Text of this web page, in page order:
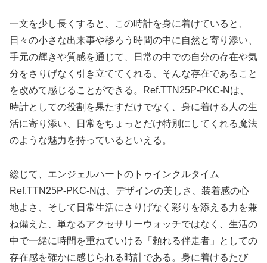
一文を少し長くすると、この時計を身に着けていると、
日々の小さな出来事や移ろう時間の中に自然と寄り添い、
手元の輝きや質感を通じて、日常の中での自分の存在や気
分をさりげなく引き立ててくれる、そんな存在であること
を改めて感じることができる。Ref.TTN25P-PKC-Nは、
時計としての役割を果たすだけでなく、身に着ける人の生
活に寄り添い、日常をちょっとだけ特別にしてくれる魔法
のような魅力を持っているといえる。
総じて、エンジェルハートのトゥインクルタイム
Ref.TTN25P-PKC-Nは、デザインの美しさ、装着感の心
地よさ、そして日常生活にさりげなく彩りを添える力を兼
ね備えた、単なるアクセサリーウォッチではなく、生活の
中で一緒に時間を重ねていける「頼れる伴走者」としての
存在感を確かに感じられる時計である。身に着けるたび